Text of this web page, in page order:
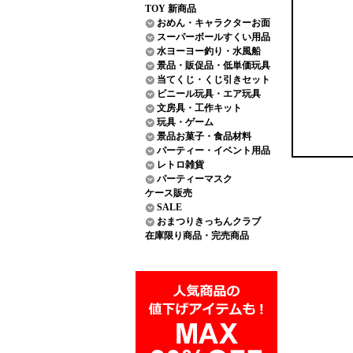
TOY 新商品
おめん・キャラクターお面
スーパーボールすくい用品
水ヨーヨー釣り・水風船
景品・販促品・低単価玩具
当てくじ・くじ引きセット
ビニール玩具・エア玩具
文房具・工作キット
玩具・ゲーム
景品お菓子・食品材料
パーティー・イベント用品
レトロ雑貨
パーティーマスク
ケース販売
SALE
おまつりきっちんクラブ
在庫限り商品・完売商品